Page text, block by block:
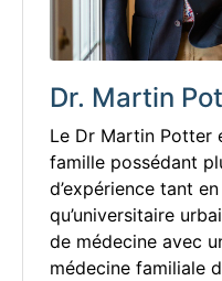
Dr. Martin
Le Dr Martin Potter
famille possédant
d’expérience tant
qu’universitaire
de médecine avec
médecine familiale